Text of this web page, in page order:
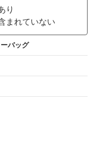
り
まれていない
バッグ